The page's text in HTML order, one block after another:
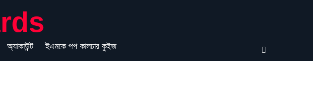
অ্যাকাউন্ট ইএমকে পপ কালচার কুইজ